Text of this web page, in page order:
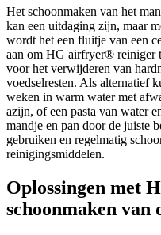
Het schoonmaken van het
kan een uitdaging zijn, maar
wordt het een fluitje van een
aan om HG airfryer® reiniger
voor het verwijderen van
voedselresten. Als alternatief
weken in warm water met
azijn, of een pasta van water
mandje en pan door de juiste
gebruiken en regelmatig
reinigingsmiddelen.
Oplossingen met
schoonmaken